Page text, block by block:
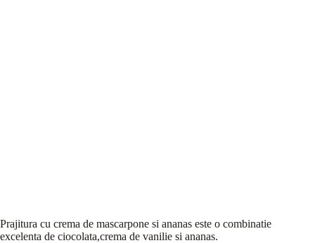
Prajitura cu crema de mascarpone si ananas este o combinatie
excelenta de ciocolata,crema de vanilie si ananas.